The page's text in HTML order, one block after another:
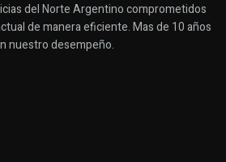
del Norte Argentino comprometidos
de manera eficiente. Mas de 10 años
nuestro desempeño.